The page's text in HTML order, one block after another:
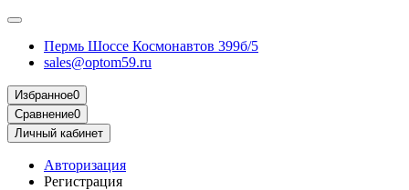
Пермь Шоссе Космонавтов 399б/5
sales@optom59.ru
Избранное0
Сравнение0
Личный кабинет
Авторизация
Регистрация